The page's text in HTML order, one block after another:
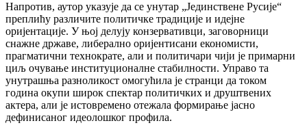
Напротив, аутор указује да се унутар „Јединствене Русије“
преплићу различите политичке традиције и идејне
оријентације. У њој делују конзервативци, заговорници
снажне државе, либерално оријентисани економисти,
прагматични технократе, али и политичари чији је примарни
циљ очување институционалне стабилности. Управо та
унутрашња разноликост омогућила је странци да током
година окупи широк спектар политичких и друштвених
актера, али је истовремено отежала формирање јасно
дефинисаног идеолошког профила.